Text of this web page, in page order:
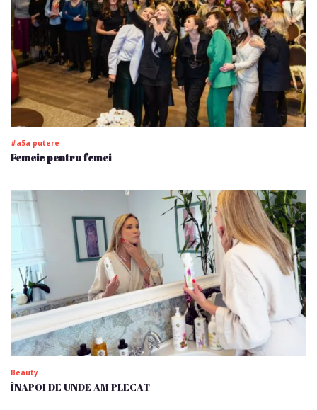
#a5a putere
Femeie pentru femei
Beauty
ÎNAPOI DE UNDE AM PLECAT